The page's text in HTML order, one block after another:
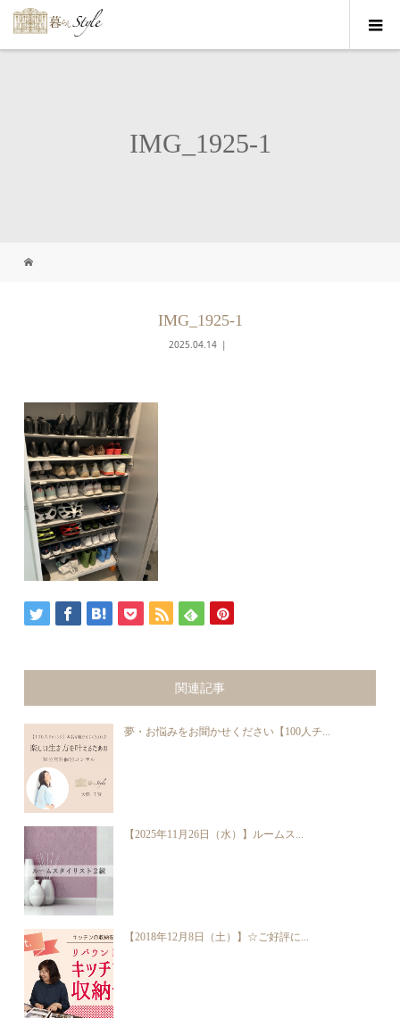
IMG_1925-1
IMG_1925-1
2025.04.14
関連記事
夢・お悩みをお聞かせください【100人チ...
【2025年11月26日（水）】ルームス...
【2018年12月8日（土）】☆ご好評に...